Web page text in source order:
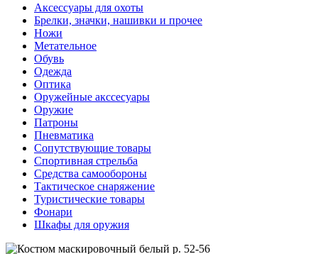
Аксессуары для охоты
Брелки, значки, нашивки и прочее
Ножи
Метательное
Обувь
Одежда
Оптика
Оружейные акссесуары
Оружие
Патроны
Пневматика
Сопутствующие товары
Спортивная стрельба
Средства самообороны
Тактическое снаряжение
Туристические товары
Фонари
Шкафы для оружия